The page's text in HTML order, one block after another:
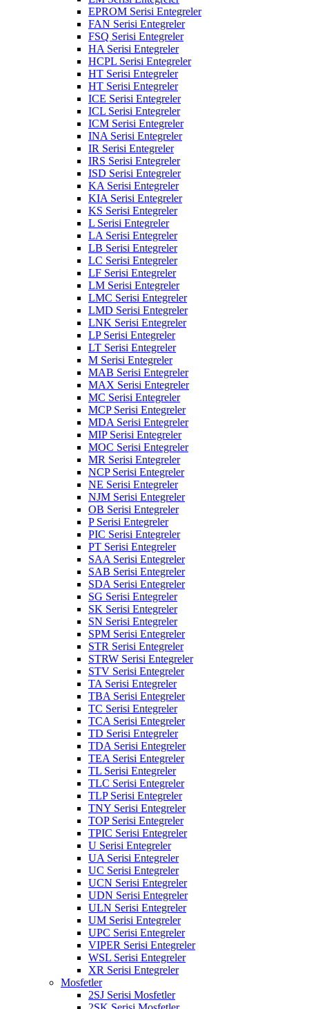
EPROM Serisi Entegreler
FAN Serisi Entegreler
FSQ Serisi Entegreler
HA Serisi Entegreler
HCPL Serisi Entegreler
HT Serisi Entegreler
HT Serisi Entegreler
ICE Serisi Entegreler
ICL Serisi Entegreler
ICM Serisi Entegreler
INA Serisi Entegreler
IR Serisi Entegreler
IRS Serisi Entegreler
ISD Serisi Entegreler
KA Serisi Entegreler
KIA Serisi Entegreler
KS Serisi Entegreler
L Serisi Entegreler
LA Serisi Entegreler
LB Serisi Entegreler
LC Serisi Entegreler
LF Serisi Entegreler
LM Serisi Entegreler
LMC Serisi Entegreler
LMD Serisi Entegreler
LNK Serisi Entegreler
LP Serisi Entegreler
LT Serisi Entegreler
M Serisi Entegreler
MAB Serisi Entegreler
MAX Serisi Entegreler
MC Serisi Entegreler
MCP Serisi Entegreler
MDA Serisi Entegreler
MIP Serisi Entegreler
MOC Serisi Entegreler
MR Serisi Entegreler
NCP Serisi Entegreler
NE Serisi Entegreler
NJM Serisi Entegreler
OB Serisi Entegreler
P Serisi Entegreler
PIC Serisi Entegreler
PT Serisi Entegreler
SAA Serisi Entegreler
SAB Serisi Entegreler
SDA Serisi Entegreler
SG Serisi Entegreler
SK Serisi Entegreler
SN Serisi Entegreler
SPM Serisi Entegreler
STR Serisi Entegreler
STRW Serisi Entegreler
STV Serisi Entegreler
TA Serisi Entegreler
TBA Serisi Entegreler
TC Serisi Entegreler
TCA Serisi Entegreler
TD Serisi Entegreler
TDA Serisi Entegreler
TEA Serisi Entegreler
TL Serisi Entegreler
TLC Serisi Entegreler
TLP Serisi Entegreler
TNY Serisi Entegreler
TOP Serisi Entegreler
TPIC Serisi Entegreler
U Serisi Entegreler
UA Serisi Entegreler
UC Serisi Entegreler
UCN Serisi Entegreler
UDN Serisi Entegreler
ULN Serisi Entegreler
UM Serisi Entegreler
UPC Serisi Entegreler
VIPER Serisi Entegreler
WSL Serisi Entegreler
XR Serisi Entegreler
Mosfetler
2SJ Serisi Mosfetler